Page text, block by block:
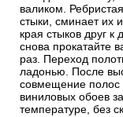
валиком.
стыки, сминает их
края стыков друг
снова прокатайте
раз. Переход
ладонью. После
совмещение
виниловых обоев
температуре, без